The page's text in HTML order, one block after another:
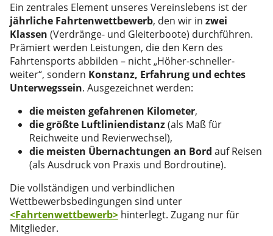
Ein zentrales Element unseres Vereinslebens ist der
jährliche Fahrtenwettbewerb, den wir in zwei
Klassen (Verdränge- und Gleiterboote) durchführen.
Prämiert werden Leistungen, die den Kern des
Fahrtensports abbilden – nicht „Höher-schneller-
weiter“, sondern Konstanz, Erfahrung und echtes
Unterwegssein. Ausgezeichnet werden:
die meisten gefahrenen Kilometer,
die größte Luftliniendistanz(als Maß für
Reichweite und Revierwechsel),
die meisten Übernachtungen an Bord auf Reisen
(als Ausdruck von Praxis und Bordroutine).
Die vollständigen und verbindlichen
Wettbewerbsbedingungen sind unter
<Fahrtenwettbewerb> hinterlegt. Zugang nur für
Mitglieder.